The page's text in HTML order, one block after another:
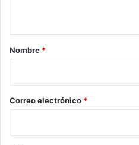
r
*
Nombre *
Correo electrónico *